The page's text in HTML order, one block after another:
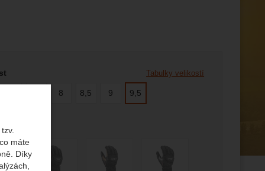
máte
Díky
Tabulky velikostí
8 8,5 9 9,5